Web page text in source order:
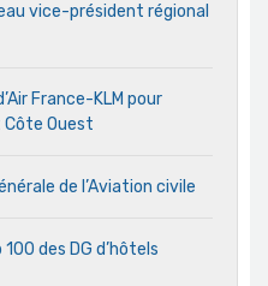
vice-président régional
France-KLM pour
Côte Ouest
de l’Aviation civile
des DG d’hôtels